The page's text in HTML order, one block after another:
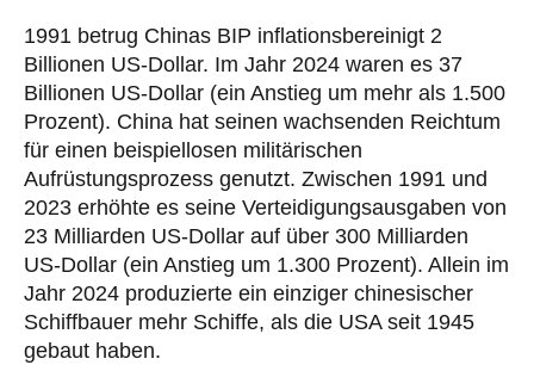
1991 betrug Chinas BIP inflationsbereinigt 2
Billionen US-Dollar. Im Jahr 2024 waren es 37
Billionen US-Dollar (ein Anstieg um mehr als 1.500
Prozent). China hat seinen wachsenden Reichtum
für einen beispiellosen militärischen
Aufrüstungsprozess genutzt. Zwischen 1991 und
2023 erhöhte es seine Verteidigungsausgaben von
23 Milliarden US-Dollar auf über 300 Milliarden
US-Dollar (ein Anstieg um 1.300 Prozent). Allein im
Jahr 2024 produzierte ein einziger chinesischer
Schiffbauer mehr Schiffe, als die USA seit 1945
gebaut haben.